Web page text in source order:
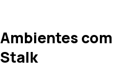
Ambientes
Stalk